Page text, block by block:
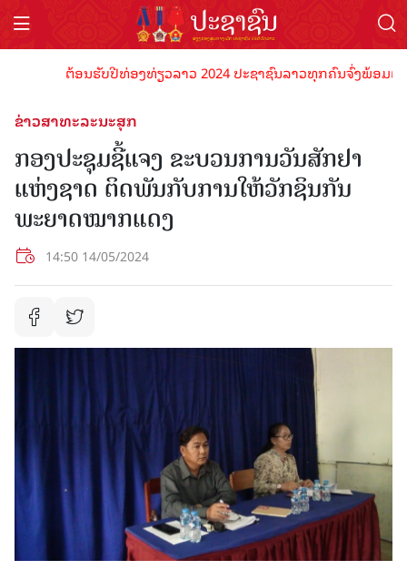
ຕ້ອນຮັບປີທ່ອງທ່ຽວລາວ 2024 ປະຊາຊົນລາວທຸກຄົນຈົ່ງພ້ອມເປັ
ຂ່າວສາທະລະນະສຸກ
ກອງປະຊຸມຊີ້ແຈງ ຂະບວນການວັນສັກຢາ
ແຫ່ງຊາດ ຕິດພັນກັບການໃຫ້ວັກຊິນກັນ
ພະຍາດໝາກແດງ
14:50 14/05/2024